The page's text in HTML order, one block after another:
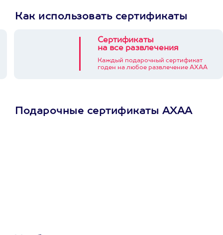
Как использовать сертификаты
Сертификаты
на все развлечения
Каждый подарочный сертификат
годен на любое развлечение АХАА
Подарочные сертификаты АХАА